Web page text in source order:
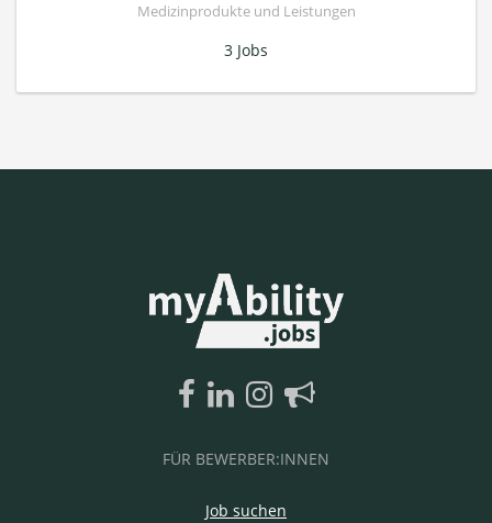
Medizinprodukte und Leistungen
3 Jobs
FÜR BEWERBER:INNEN
Job suchen